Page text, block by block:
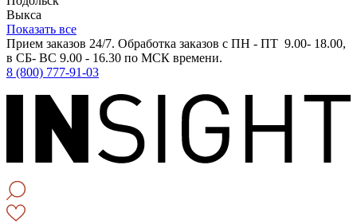
Выкса
Показать все
Прием заказов 24/7. Обработка заказов с ПН - ПТ 9.00- 18.00,
в СБ- ВС 9.00 - 16.30 по МСК времени.
8 (800) 777-91-03